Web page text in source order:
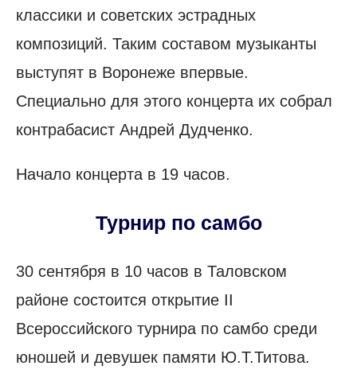
классики и советских эстрадных
композиций. Таким составом музыканты
выступят в Воронеже впервые.
Специально для этого концерта их собрал
контрабасист Андрей Дудченко.
Начало концерта в 19 часов.
Турнир по самбо
30 сентября в 10 часов в Таловском
районе состоится открытие II
Всероссийского турнира по самбо среди
юношей и девушек памяти Ю.Т.Титова.